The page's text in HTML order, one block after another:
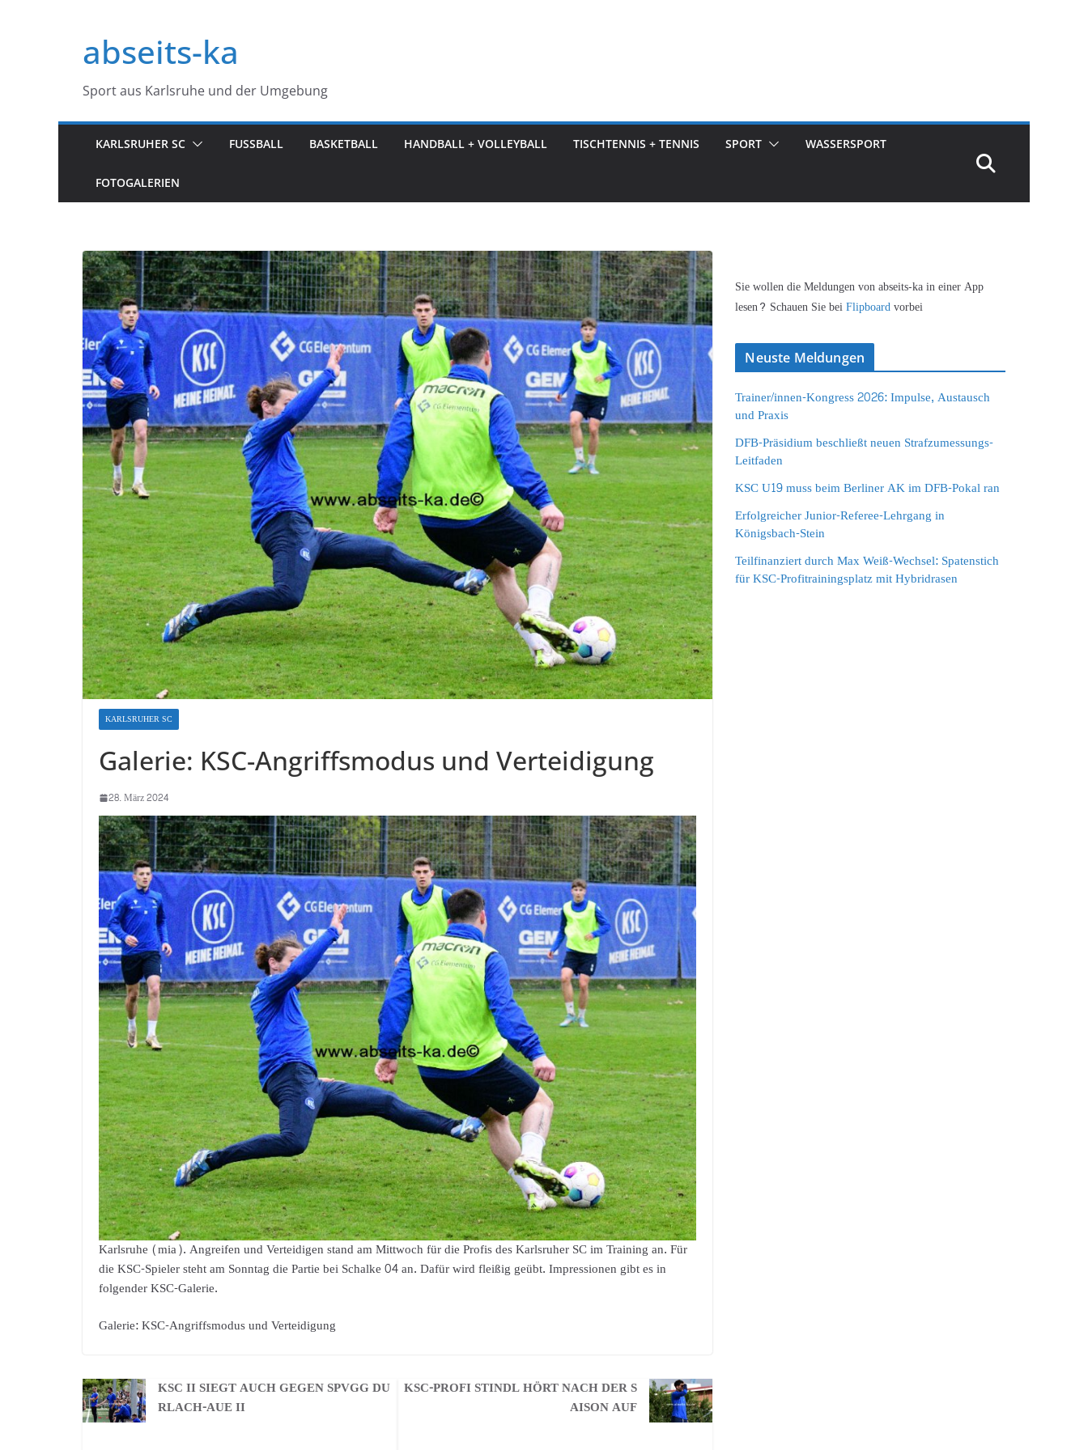
springenabseits-ka
Sport aus Karlsruhe und der Umgebung
KARLSRUHER SC FUSSBALL BASKETBALL HANDBALL + VOLLEYBALL TISCHTENNIS + TENNIS SPORT WASSERSPORT
FOTOGALERIEN
KARLSRUHER SC
Galerie: KSC-Angriffsmodus und Verteidigung
28. März 2024
Karlsruhe (mia). Angreifen und Verteidigen stand am Mittwoch für die Profis des Karlsruher SC im Training an. Für
die KSC-Spieler steht am Sonntag die Partie bei Schalke 04 an. Dafür wird fleißig geübt. Impressionen gibt es in
folgender KSC-Galerie.
Galerie: KSC-Angriffsmodus und Verteidigung
KSC II SIEGT AUCH GEGEN SPVGG DU
RLACH-AUE II
KSC-PROFI STINDL HÖRT NACH DER S
AISON AUF
Sie wollen die Meldungen von abseits-ka in einer App
lesen? Schauen Sie beiFlipboardvorbei
Neuste Meldungen
Trainer/innen-Kongress 2026: Impulse, Austausch
und Praxis
DFB-Präsidium beschließt neuen Strafzumessungs-
Leitfaden
KSC U19 muss beim Berliner AK im DFB-Pokal ran
Erfolgreicher Junior-Referee-Lehrgang in
Königsbach-Stein
Teilfinanziert durch Max Weiß-Wechsel: Spatenstich
für KSC-Profitrainingsplatz mit Hybridrasen